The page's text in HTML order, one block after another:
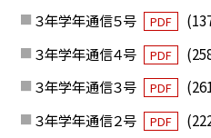
３年学年通信５号 PDF
３年学年通信４号
PDF
３年学年通信３号
PDF
３年学年通信２号
PDF